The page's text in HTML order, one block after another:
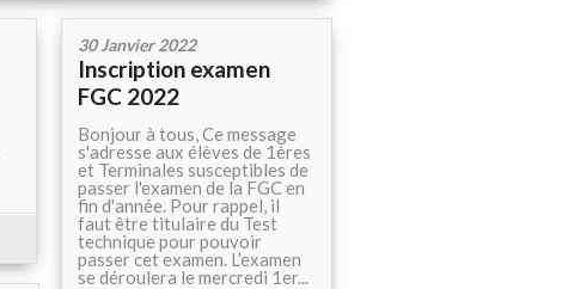
30 Janvier 2022
Inscription examen
FGC 2022
Bonjour à tous, Ce message
s'adresse aux élèves de 1ères
et Terminales susceptibles de
passer l'examen de la FGC en
fin d'année. Pour rappel, il
faut être titulaire du Test
technique pour pouvoir
passer cet examen. L’examen
se déroulera le mercredi 1er...